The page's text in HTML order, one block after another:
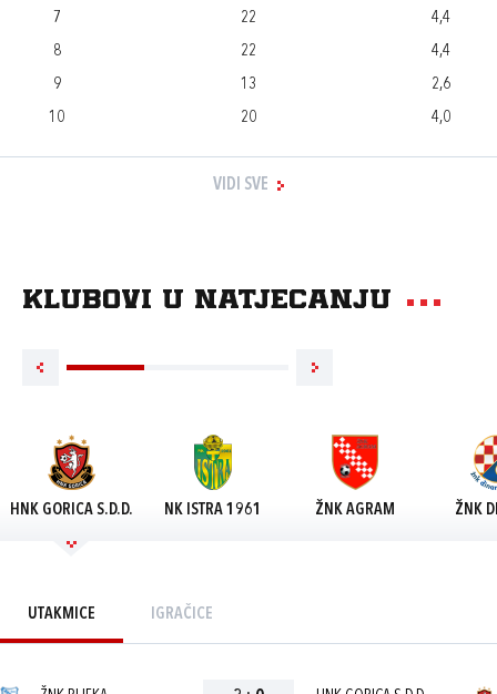
7
22
4,4
8
22
4,4
9
13
2,6
10
20 4,0
VIDI SVE
Klubovi u natjecanju
HNK GORICA S.D.D. NK ISTRA 1961 ŽNK AGRAM ŽNK
UTAKMICE IGRAČICE